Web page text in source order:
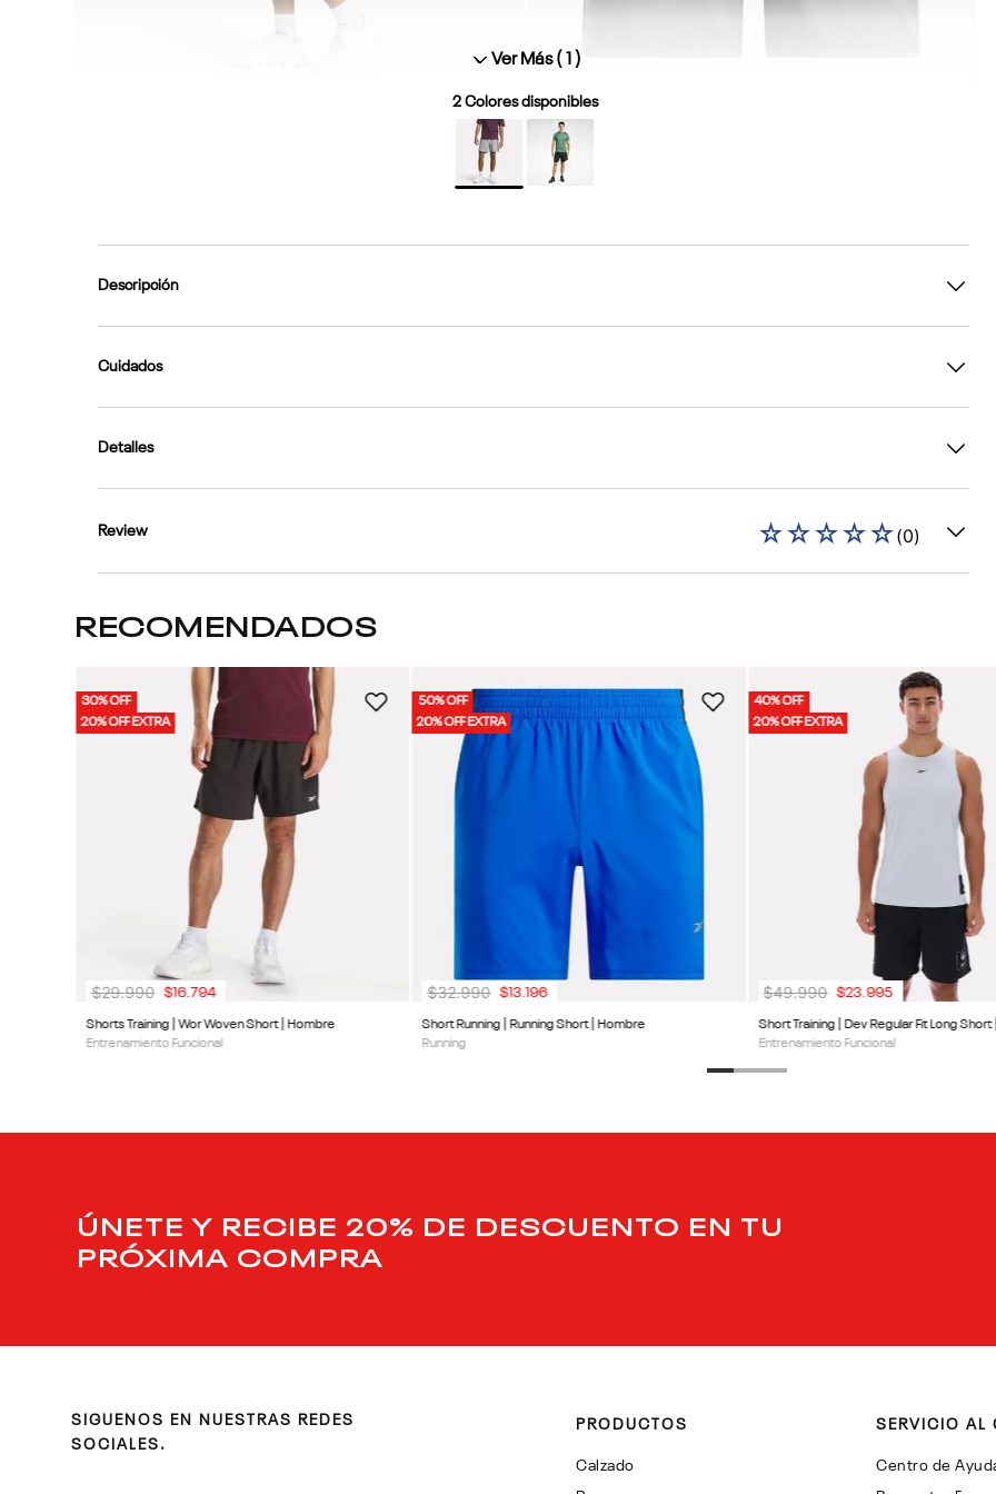
Ver Más ( 1)
2Colores disponibles
Descripción
Cuidados
Detalles
Review ☆☆☆☆☆(0)
RECOMENDADOS
30% OFF
20% OFF EXTRA
Shorts Training | Wor Woven Short | Hombre
Entrenamiento Funcional
$29.990 $16.794
50% OFF
20% OFF EXTRA
Short Running | Running Short | Hombre
Running
$32.990 $13.196
40% OFF
20% OFF EXTRA
Short Training | Dev Regular Fit Long
Entrenamiento Funcional
$49.990 $23.995
ÚNETE Y RECIBE 20% DE DESCUENTO EN TU
PRÓXIMA COMPRA
SIGUENOS EN NUESTRAS REDES
SOCIALES.
PRODUCTOS
Calzado
SERVICIO AL
Centro de